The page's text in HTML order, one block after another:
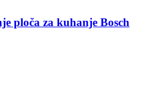
ploča za kuhanje Bosch